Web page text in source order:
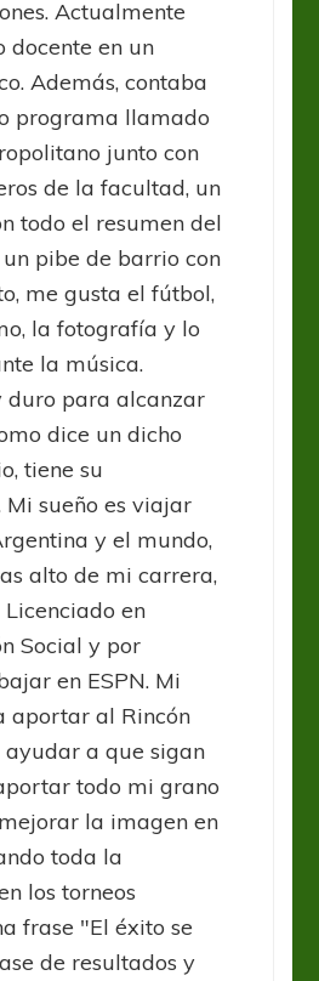
Actualmente
docente en un
Además, contaba
programa llamado
junto con
de la facultad, un
todo el resumen del
un pibe de barrio con
me gusta el fútbol,
la fotografía y lo
la música.
duro para alcanzar
dice un dicho
tiene su
Mi sueño es viajar
y el mundo,
alto de mi carrera,
en
Social y por
en ESPN. Mi
aportar al Rincón
ayudar a que sigan
todo mi grano
la imagen en
toda la
los torneos
frase "El éxito se
de resultados y